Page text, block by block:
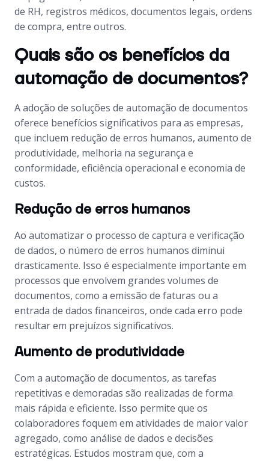
de RH, registros médicos, documentos legais, ordens
de compra, entre outros.
Quais são os benefícios da
automação de documentos?
A adoção de soluções de automação de documentos
oferece benefícios significativos para as empresas,
que incluem redução de erros humanos, aumento de
produtividade, melhoria na segurança e
conformidade, eficiência operacional e economia de
custos.
Redução de erros humanos
Ao automatizar o processo de captura e verificação
de dados, o número de erros humanos diminui
drasticamente. Isso é especialmente importante em
processos que envolvem grandes volumes de
documentos, como a emissão de faturas ou a
entrada de dados financeiros, onde cada erro pode
resultar em prejuízos significativos.
Aumento de produtividade
Com a automação de documentos, as tarefas
repetitivas e demoradas são realizadas de forma
mais rápida e eficiente. Isso permite que os
colaboradores foquem em atividades de maior valor
agregado, como análise de dados e decisões
estratégicas. Estudos mostram que, com a